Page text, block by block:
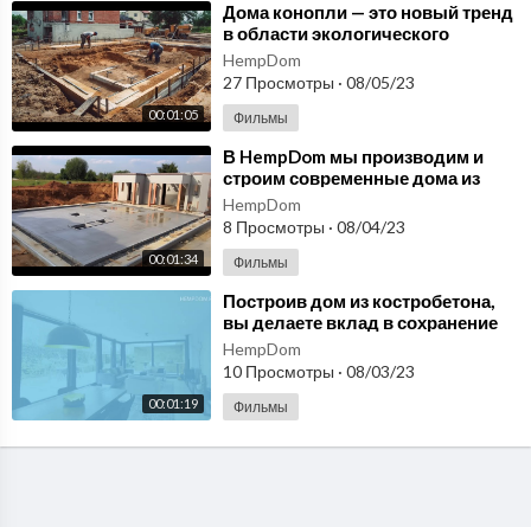
00:01:05
⁣Дома конопли — это новый тренд
в области экологического
строительства! hempshops.biz
HempDom
27 Просмотры · 08/05/23
Фильмы
00:01:34
⁣В HempDom мы производим и
строим современные дома из
конопли
HempDom
8 Просмотры · 08/04/23
Фильмы
00:01:19
⁣Построив дом из костробетона,
вы делаете вклад в сохранение
окружающей среды! hempdom.ru
HempDom
10 Просмотры · 08/03/23
Фильмы